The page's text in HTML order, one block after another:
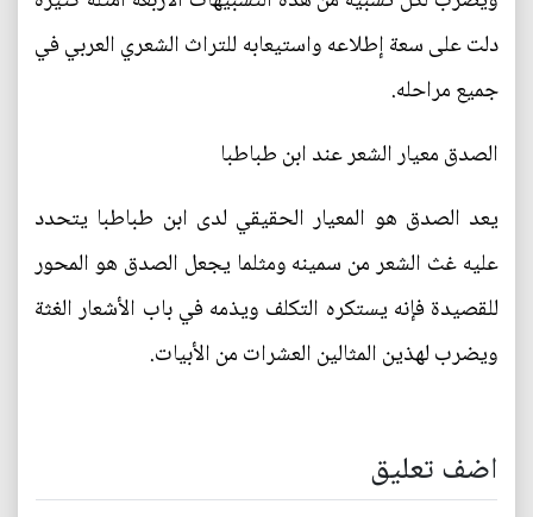
دلت على سعة إطلاعه واستيعابه للتراث الشعري العربي في
جميع مراحله.
الصدق معيار الشعر عند ابن طباطبا
يعد الصدق هو المعيار الحقيقي لدى ابن طباطبا يتحدد
عليه غث الشعر من سمينه ومثلما يجعل الصدق هو المحور
للقصيدة فإنه يستكره التكلف ويذمه في باب الأشعار الغثة
ويضرب لهذين المثالين العشرات من الأبيات.
اضف تعليق